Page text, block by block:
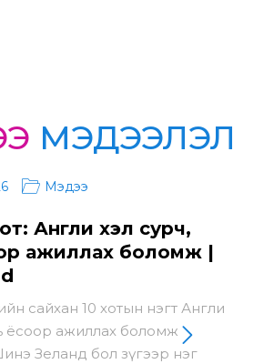
МЭДЭЭЛЭЛ
Мэдээ
Англи хэл сурч,
ажиллах боломж |
сайхан 10 хотын нэгт Англи
ёсоор ажиллах боломж
Зеланд бол зүгээр нэг